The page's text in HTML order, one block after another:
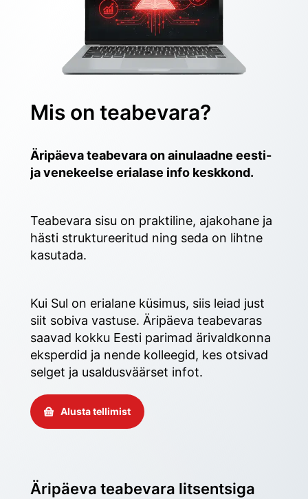
Mis on teabevara?
Äripäeva teabevara on ainulaadne eesti-
ja venekeelse erialase info keskkond.
Teabevara sisu on praktiline, ajakohane ja
hästi struktureeritud ning seda on lihtne
kasutada.
Kui Sul on erialane küsimus, siis leiad just
siit sobiva vastuse. Äripäeva teabevaras
saavad kokku Eesti parimad ärivaldkonna
eksperdid ja nende kolleegid, kes otsivad
selget ja usaldusväärset infot.
Alusta tellimist
Äripäeva teabevara litsentsiga